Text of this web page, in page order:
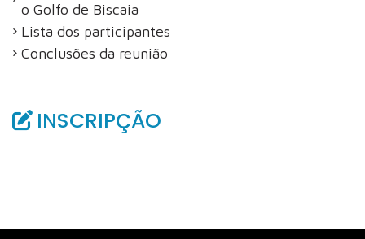
o Golfo de Biscaia
Lista dos participantes
Conclusões da reunião
INSCRIPÇÃO